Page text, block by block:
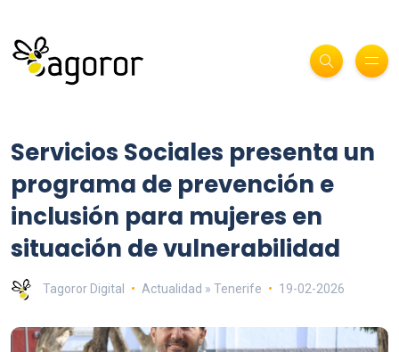
Servicios Sociales presenta un
programa de prevención e
inclusión para mujeres en
situación de vulnerabilidad
Tagoror Digital Actualidad » Tenerife 19-02-2026